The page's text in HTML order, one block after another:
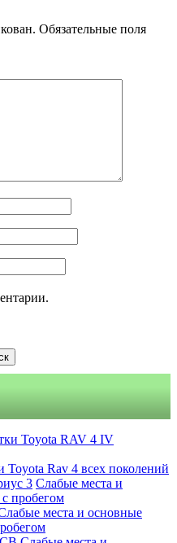
Обязательные поля
Toyota Rav 4 всех поколений
Слабые места и
пробегом
места и основные